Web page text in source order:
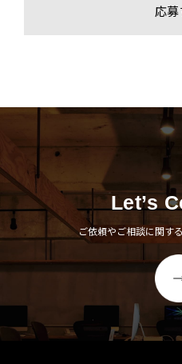
応募
Let’s
ご依頼やご相談に関す